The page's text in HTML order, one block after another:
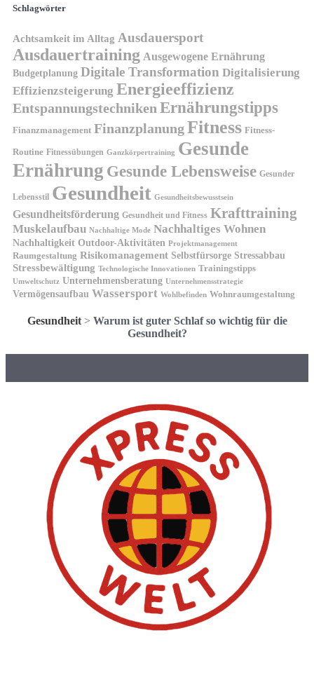
Schlagwörter
Achtsamkeit im Alltag Ausdauersport
Ausdauertraining Ausgewogene Ernährung
Budgetplanung Digitale Transformation Digitalisierung
Effizienzsteigerung Energieeffizienz
Entspannungstechniken Ernährungstipps
Finanzmanagement Finanzplanung Fitness Fitness-
Routine Fitnessübungen Ganzkörpertraining Gesunde
Ernährung Gesunde Lebensweise Gesunder
Lebensstil Gesundheit Gesundheitsbewusstsein
Gesundheitsförderung Gesundheit und Fitness Krafttraining
Muskelaufbau Nachhaltige Mode Nachhaltiges Wohnen
Nachhaltigkeit Outdoor-Aktivitäten Projektmanagement
Raumgestaltung Risikomanagement Selbstfürsorge Stressabbau
Stressbewältigung Technologische Innovationen Trainingstipps
Umweltschutz Unternehmensberatung Unternehmensstrategie
Vermögensaufbau Wassersport Wohlbefinden Wohnraumgestaltung
Gesundheit> Warum ist guter Schlaf so wichtig für die
Gesundheit?